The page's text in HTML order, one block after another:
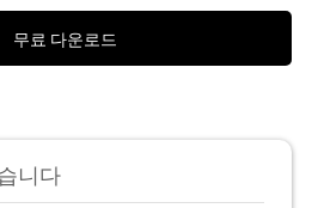
무료 다운로드
니다